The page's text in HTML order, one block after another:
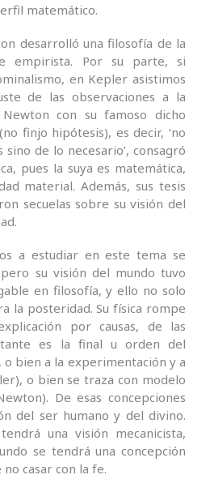
matemático.
desarrolló una filosofía de la
empirista. Por su parte, si
en Kepler asistimos
de las observaciones a la
con su famoso dicho
finjo hipótesis), es decir, ‘no
de lo necesario’, consagró
pues la suya es matemática,
material. Además, sus tesis
secuelas sobre su visión del
a estudiar en este tema se
su visión del mundo tuvo
en filosofía, y ello no solo
la posteridad. Su física rompe
por causas, de las
es la final u orden del
o bien a la experimentación y a
o bien se traza con modelo
De esas concepciones
del ser humano y del divino.
una visión mecanicista,
se tendrá una concepción
casar con la fe.